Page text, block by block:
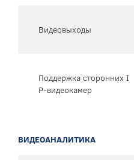
Видеовыходы
Поддержка сторонних I
P-видеокамер
ВИДЕОАНАЛИТИКА